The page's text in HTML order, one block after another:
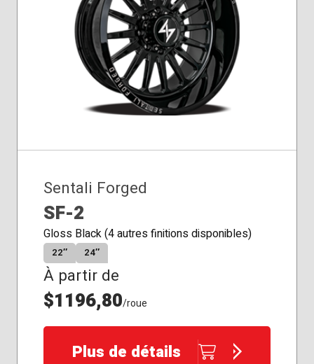
Sentali Forged
SF-2
Gloss Black (4 autres finitions disponibles)
22″ 24″
À partir de
$1196,80/roue
Plus de détails